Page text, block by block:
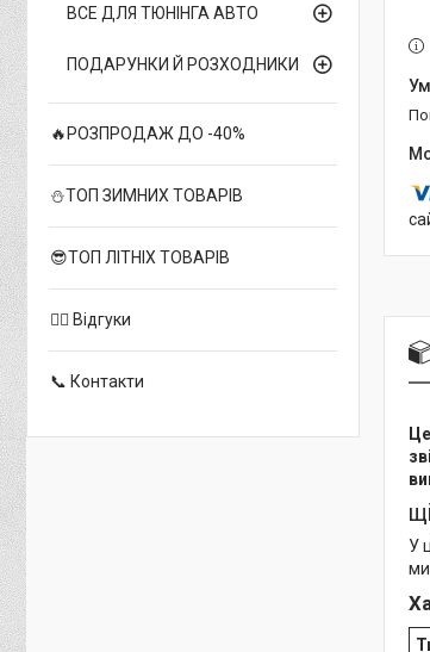
У
ВСЕ ДЛЯ ТЮНІНГА АВТО
ПОДАРУНКИ Й РОЗХОДНИКИ
🔥РОЗПРОДАЖ ДО -40%
⛄ТОП ЗИМНИХ ТОВАРІВ
😎ТОП ЛІТНІХ ТОВАРІВ
✍🏻 Відгуки
📞 Контакти